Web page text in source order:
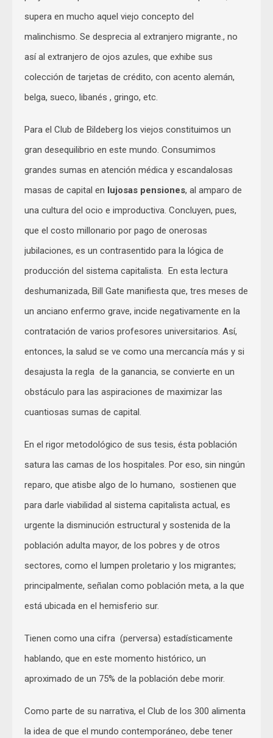
supera en mucho aquel viejo concepto del
malinchismo. Se desprecia al extranjero migrante., no
así al extranjero de ojos azules, que exhibe sus
colección de tarjetas de crédito, con acento alemán,
belga, sueco, libanés , gringo, etc.
Para el Club de Bildeberg los viejos constituimos un
gran desequilibrio en este mundo. Consumimos
grandes sumas en atención médica y escandalosas
masas de capital en lujosas pensiones, al amparo de
una cultura del ocio e improductiva. Concluyen, pues,
que el costo millonario por pago de onerosas
jubilaciones, es un contrasentido para la lógica de
producción del sistema capitalista. En esta lectura
deshumanizada, Bill Gate manifiesta que, tres meses de
un anciano enfermo grave, incide negativamente en la
contratación de varios profesores universitarios. Así,
entonces, la salud se ve como una mercancía más y si
desajusta la regla de la ganancia, se convierte en un
obstáculo para las aspiraciones de maximizar las
cuantiosas sumas de capital.
En el rigor metodológico de sus tesis, ésta población
satura las camas de los hospitales. Por eso, sin ningún
reparo, que atisbe algo de lo humano, sostienen que
para darle viabilidad al sistema capitalista actual, es
urgente la disminución estructural y sostenida de la
población adulta mayor, de los pobres y de otros
sectores, como el lumpen proletario y los migrantes;
principalmente, señalan como población meta, a la que
está ubicada en el hemisferio sur.
Tienen como una cifra (perversa) estadísticamente
hablando, que en este momento histórico, un
aproximado de un 75% de la población debe morir.
Como parte de su narrativa, el Club de los 300 alimenta
la idea de que el mundo contemporáneo, debe tener